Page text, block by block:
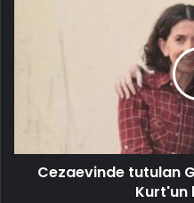
Cezaevinde tutulan
Kurt'un